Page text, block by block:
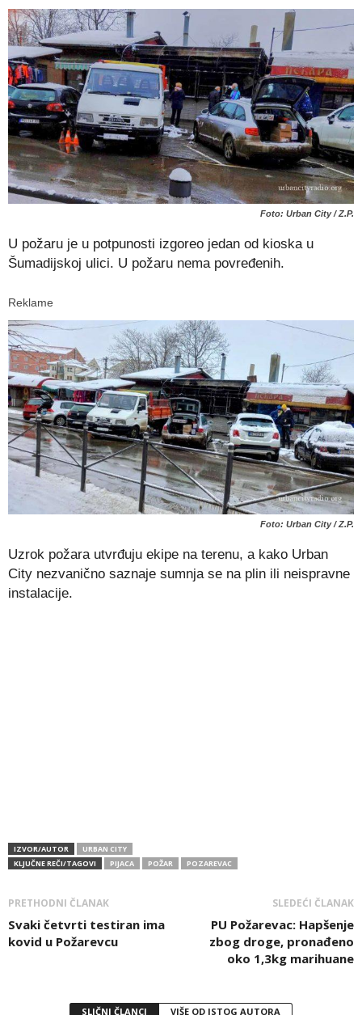
Foto: Urban City / Z.P.
U požaru je u potpunosti izgoreo jedan od kioska u
Šumadijskoj ulici. U požaru nema povređenih.
Reklame
Foto: Urban City / Z.P.
Uzrok požara utvrđuju ekipe na terenu, a kako Urban
City nezvanično saznaje sumnja se na plin ili neispravne
instalacije.
IZVOR/AUTOR
URBAN CITY
KLJUČNE REČI/TAGOVI
PIJACA POŽAR POZAREVAC
PRETHODNI ČLANAK
Svaki četvrti testiran ima
kovid u Požarevcu
SLEDEĆI ČLANAK
PU Požarevac: Hapšenje
zbog droge, pronađeno
oko 1,3kg marihuane
SLIČNI ČLANCI VIŠE OD ISTOG AUTORA